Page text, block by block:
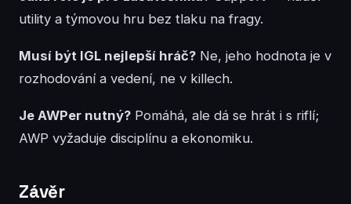
utility a týmovou hru bez tlaku na fragy.
Musí být IGL nejlepší hráč? Ne, jeho hodnota je v
rozhodování a vedení, ne v killech.
Je AWPer nutný? Pomáhá, ale dá se hrát i s riflí;
AWP vyžaduje disciplínu a ekonomiku.
Závěr